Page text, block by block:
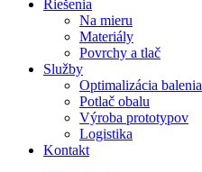
Riešenia
Na mieru
Materiály
Povrchy a tlač
Služby
Optimalizácia balenia
Potlač obalu
Výroba prototypov
Logistika
Kontakt